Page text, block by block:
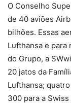
O Conselho
de 40 aviões
bilhões. Essas
Lufthansa e para
do Grupo, a
20 jatos da
Lufthansa;
300 para a